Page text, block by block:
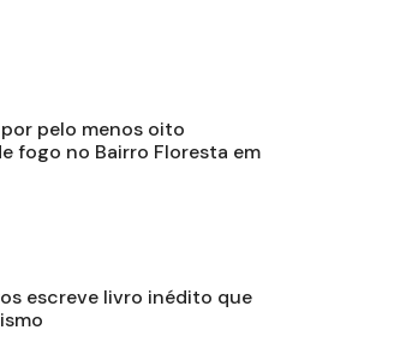
pelo menos oito
fogo no Bairro Floresta em
escreve livro inédito que